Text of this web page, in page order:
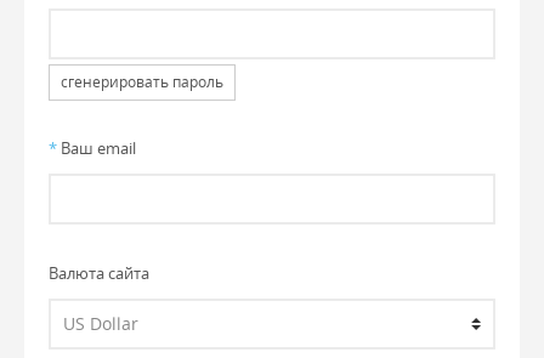
сгенерировать пароль
* Ваш email
Валюта сайта